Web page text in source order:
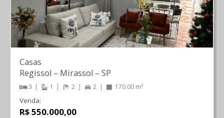
Casas
Regissol – Mirassol – SP
3 1 2 2 170.00 m²
Venda:
R$ 550.000,00